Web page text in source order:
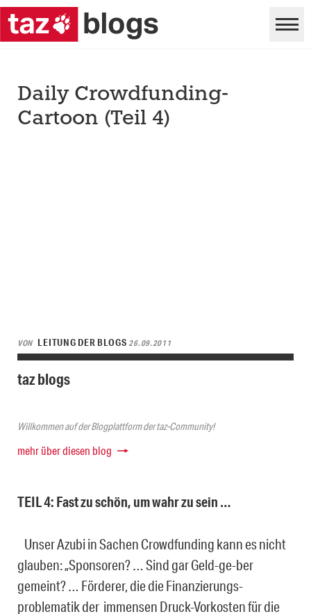
Daily Crowdfunding-
Cartoon (Teil 4)
VON LEITUNG DER BLOGS26.09.2011
taz blogs
Willkommen auf der Blogplattform der taz-Community!
mehr über diesen blog
TEIL 4: Fast zu schön, um wahr zu sein …
Unser Azubi in Sachen Crowdfunding kann es nicht
glauben: „Sponsoren? … Sind gar Geld-ge-ber
gemeint? … Förderer, die die Finanzierungs-
problematik der immensen Druck-Vorkosten für die